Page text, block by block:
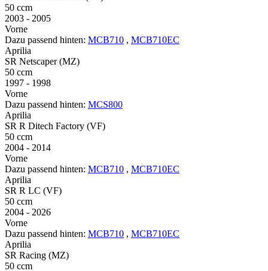
50 ccm
2003 - 2005
Vorne
Dazu passend hinten: MCB710 , MCB710EC
Aprilia
SR Netscaper (MZ)
50 ccm
1997 - 1998
Vorne
Dazu passend hinten: MCS800
Aprilia
SR R Ditech Factory (VF)
50 ccm
2004 - 2014
Vorne
Dazu passend hinten: MCB710 , MCB710EC
Aprilia
SR R LC (VF)
50 ccm
2004 - 2026
Vorne
Dazu passend hinten: MCB710 , MCB710EC
Aprilia
SR Racing (MZ)
50 ccm